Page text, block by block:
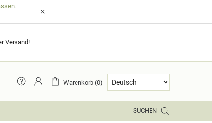
Versand!
Warenkorb (0)
SUCHEN